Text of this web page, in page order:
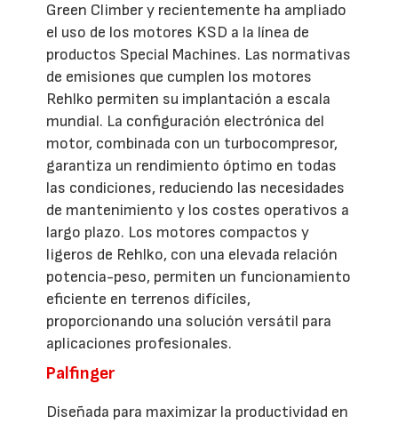
Green Climber y recientemente ha ampliado
el uso de los motores KSD a la línea de
productos Special Machines. Las normativas
de emisiones que cumplen los motores
Rehlko permiten su implantación a escala
mundial. La configuración electrónica del
motor, combinada con un turbocompresor,
garantiza un rendimiento óptimo en todas
las condiciones, reduciendo las necesidades
de mantenimiento y los costes operativos a
largo plazo. Los motores compactos y
ligeros de Rehlko, con una elevada relación
potencia-peso, permiten un funcionamiento
eficiente en terrenos difíciles,
proporcionando una solución versátil para
aplicaciones profesionales.
Palfinger
Diseñada para maximizar la productividad en